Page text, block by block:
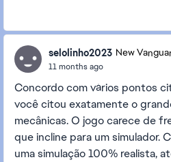
selolinho2023 New
11 months ago
Concordo com vários pontos
você citou exatamente o
mecânicas. O jogo carece de
que incline para um simulador.
uma simulação 100% realista,